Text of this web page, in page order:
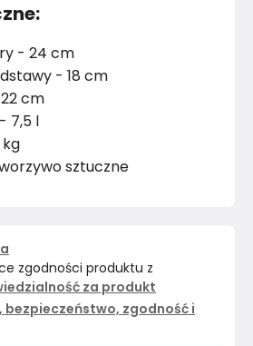
- 24 cm
- 18 cm
cm
7,5 l
sztuczne
zgodności produktu z
za produkt
bezpieczeństwo, zgodność i